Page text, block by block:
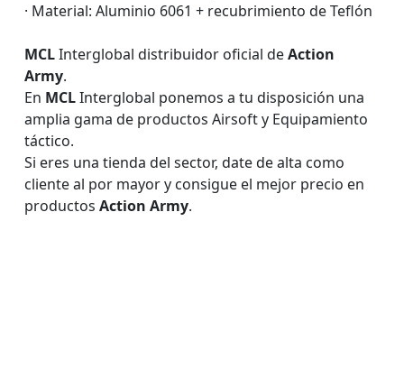
· Material: Aluminio 6061 + recubrimiento de Teflón
MCLInterglobal distribuidor oficial deAction
Army.
En MCLInterglobal ponemos a tu disposición una
amplia gama de productos Airsoft y Equipamiento
táctico.
Si eres una tienda del sector, date de alta como
cliente al por mayor y consigue el mejor precio en
productos Action Army.